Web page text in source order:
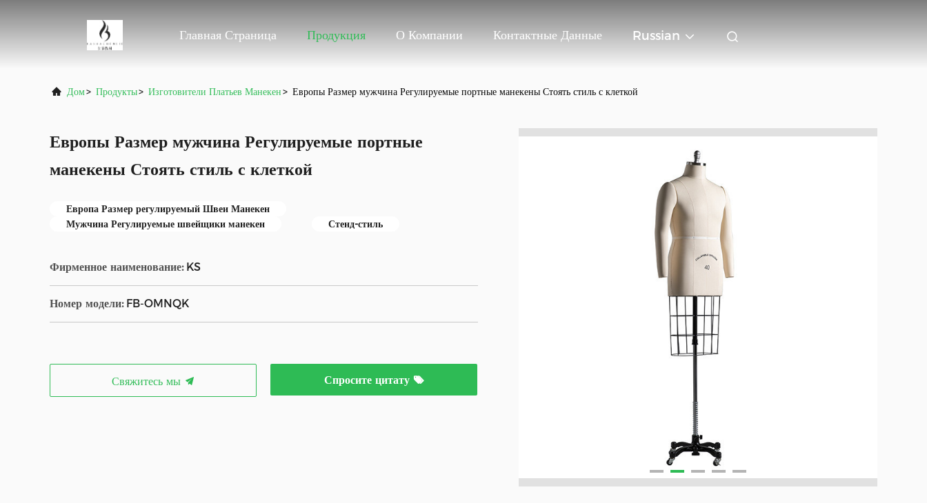
Главная Страница Продукция О Компании Контактные Данные Russian
Дом> Продукты> Изготовители Платьев Манекен> Европы Размер мужчина Регулируемые портные манекены Стоять стиль с клеткой
Европы Размер мужчина Регулируемые портные
манекены Стоять стиль с клеткой
Европа Размер регулируемый Швеи Манекен
Мужчина Регулируемые швейщики манекен
Стенд-стиль
Фирменное наименование: KS
Номер модели: FB-OMNQK
Свяжитесь мы Спросите цитату